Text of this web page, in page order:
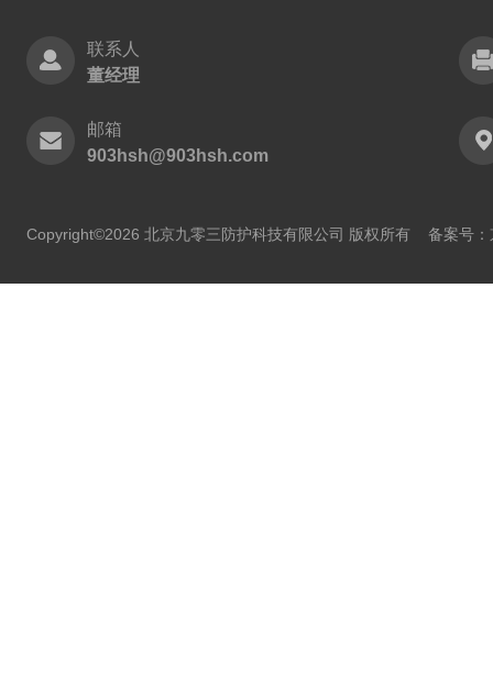
联系人
董经理
邮箱
903hsh@903hsh.com
Copyright©2026 北京九零三防护科技有限公司 版权所有 备案号